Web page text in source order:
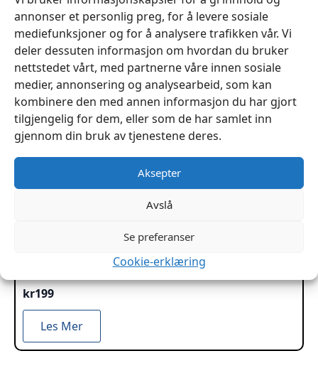
annonser et personlig preg, for å levere sosiale
mediefunksjoner og for å analysere trafikken vår. Vi
deler dessuten informasjon om hvordan du bruker
nettstedet vårt, med partnerne våre innen sosiale
medier, annonsering og analysearbeid, som kan
kombinere den med annen informasjon du har gjort
tilgjengelig for dem, eller som de har samlet inn
gjennom din bruk av tjenestene deres.
Aksepter
Avslå
Se preferanser
Cookie-erklæring
Impregnering tekstil skinn UV beskyttelse 500ml
kr199
Les Mer